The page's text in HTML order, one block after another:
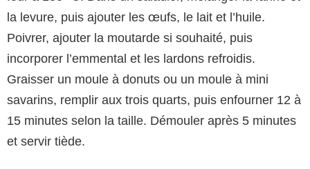
la levure, puis ajouter les œufs, le lait et l’huile.
Poivrer, ajouter la moutarde si souhaité, puis
incorporer l’emmental et les lardons refroidis.
Graisser un moule à donuts ou un moule à mini
savarins, remplir aux trois quarts, puis enfourner 12 à
15 minutes selon la taille. Démouler après 5 minutes
et servir tiède.